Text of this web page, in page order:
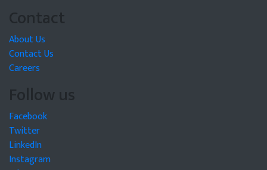
Contact
About Us
Contact Us
Careers
Follow us
Facebook
Twitter
LinkedIn
Instagram